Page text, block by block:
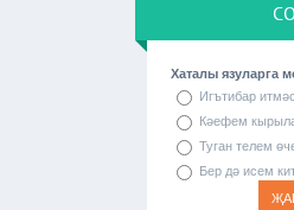
Хаталы язуларга
Игътибар
Кәефем
Туган телем
Бер дә исем